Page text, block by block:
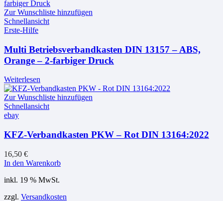
Zur Wunschliste hinzufügen
Schnellansicht
Erste-Hilfe
Multi Betriebsverbandkasten DIN 13157 – ABS,
Orange – 2-farbiger Druck
Weiterlesen
Zur Wunschliste hinzufügen
Schnellansicht
ebay
KFZ-Verbandkasten PKW – Rot DIN 13164:2022
16,50 €
In den Warenkorb
inkl. 19 % MwSt.
zzgl. Versandkosten